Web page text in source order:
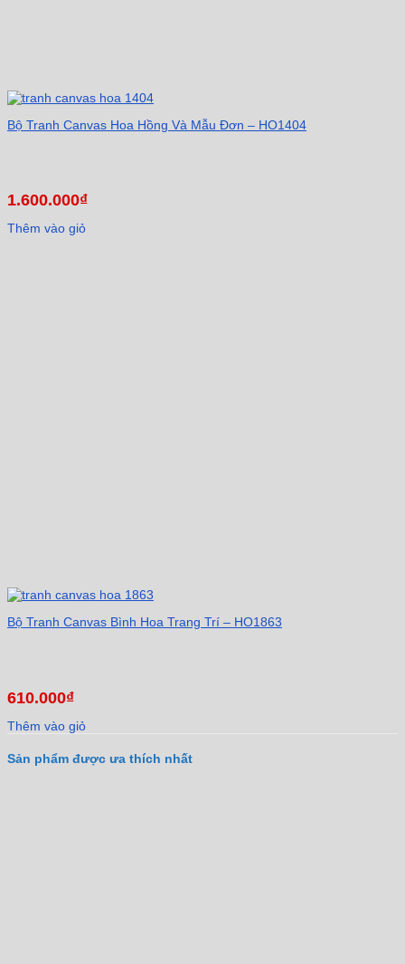
Bộ Tranh Canvas Hoa Hồng Và Mẫu Đơn – HO1404
1.600.000₫
Thêm vào giỏ
Bộ Tranh Canvas Bình Hoa Trang Trí – HO1863
610.000₫
Thêm vào giỏ
Sản phẩm được ưa thích nhất